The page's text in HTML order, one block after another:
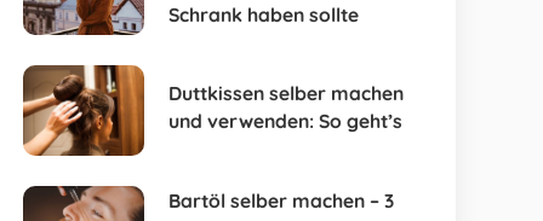
Schrank haben sollte
Duttkissen selber machen
und verwenden: So geht’s
Bartöl selber machen – 3